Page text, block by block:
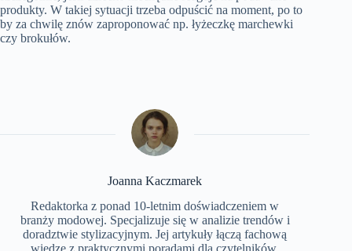
produkty. W takiej sytuacji trzeba odpuścić na moment, po to
by za chwilę znów zaproponować np. łyżeczkę marchewki
czy brokułów.
Joanna Kaczmarek
Redaktorka z ponad 10-letnim doświadczeniem w
branży modowej. Specjalizuje się w analizie trendów i
doradztwie stylizacyjnym. Jej artykuły łączą fachową